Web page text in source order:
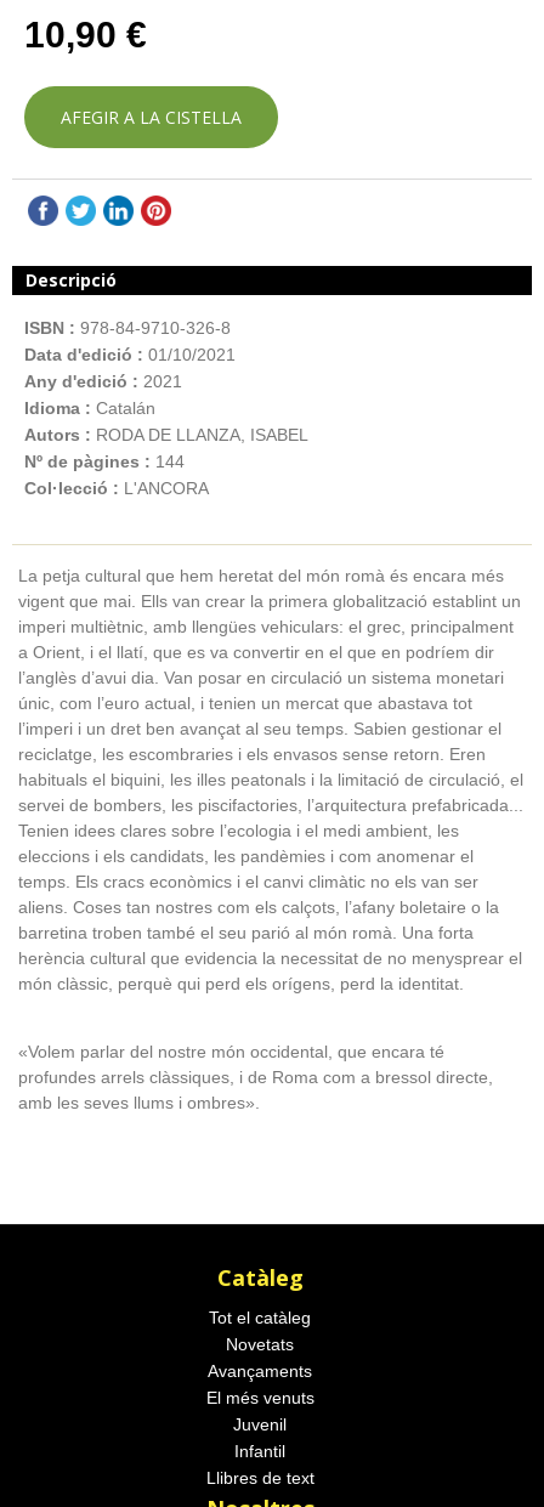
10,90 €
AFEGIR A LA CISTELLA
Descripció
ISBN : 978-84-9710-326-8
Data d'edició : 01/10/2021
Any d'edició : 2021
Idioma : Catalán
Autors : RODA DE LLANZA, ISABEL
Nº de pàgines : 144
Col·lecció : L'ANCORA
La petja cultural que hem heretat del món romà és encara més
vigent que mai. Ells van crear la primera globalització establint un
imperi multiètnic, amb llengües vehiculars: el grec, principalment
a Orient, i el llatí, que es va convertir en el que en podríem dir
l’anglès d’avui dia. Van posar en circulació un sistema monetari
únic, com l’euro actual, i tenien un mercat que abastava tot
l’imperi i un dret ben avançat al seu temps. Sabien gestionar el
reciclatge, les escombraries i els envasos sense retorn. Eren
habituals el biquini, les illes peatonals i la limitació de circulació, el
servei de bombers, les piscifactories, l’arquitectura prefabricada...
Tenien idees clares sobre l’ecologia i el medi ambient, les
eleccions i els candidats, les pandèmies i com anomenar el
temps. Els cracs econòmics i el canvi climàtic no els van ser
aliens. Coses tan nostres com els calçots, l’afany boletaire o la
barretina troben també el seu parió al món romà. Una forta
herència cultural que evidencia la necessitat de no menysprear el
món clàssic, perquè qui perd els orígens, perd la identitat.
«Volem parlar del nostre món occidental, que encara té
profundes arrels clàssiques, i de Roma com a bressol directe,
amb les seves llums i ombres».
Catàleg
Tot el catàleg
Novetats
Avançaments
El més venuts
Juvenil
Infantil
Llibres de text